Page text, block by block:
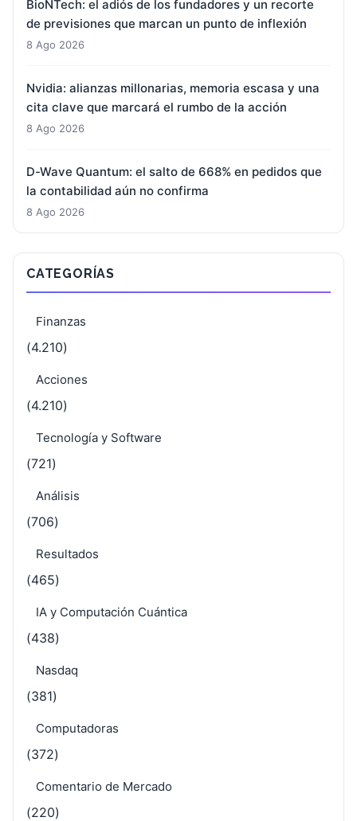
BioNTech: el adiós de los fundadores y un recorte
de previsiones que marcan un punto de inflexión
8 Ago 2026
Nvidia: alianzas millonarias, memoria escasa y una
cita clave que marcará el rumbo de la acción
8 Ago 2026
D-Wave Quantum: el salto de 668% en pedidos que
la contabilidad aún no confirma
8 Ago 2026
CATEGORÍAS
Finanzas
(4.210)
Acciones
(4.210)
Tecnología y Software
(721)
Análisis
(706)
Resultados
(465)
IA y Computación Cuántica
(438)
Nasdaq
(381)
Computadoras
(372)
Comentario de Mercado
(220)